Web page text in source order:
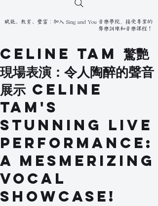
賦能、教育、豐富：加入 Sing and You 音樂學院，接受專業的
聲樂訓練和音樂課程！
Celine Tam 驚艷
現場表演：令人陶醉的聲音
展示 Celine
Tam's
Stunning Live
Performance:
A Mesmerizing
Vocal
Showcase!